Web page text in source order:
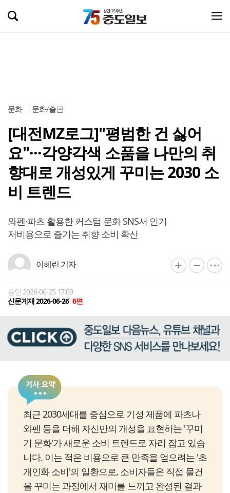
문화 문화/출판
[대전MZ로그]"평범한 건 싫어
요"···각양각색 소품을 나만의 취
향대로 개성있게 꾸미는 2030 소
비 트렌드
와펜·파츠 활용한 커스텀 문화 SNS서 인기
저비용으로 즐기는 취향 소비 확산
이혜린 기자
승인 2026-06-25 17:09
신문게재 2026-06-26 6면
최근 2030세대를 중심으로 기성 제품에 파츠나
와펜 등을 더해 자신만의 개성을 표현하는 '꾸미
기 문화'가 새로운 소비 트렌드로 자리 잡고 있습
니다. 이는 적은 비용으로 큰 만족을 얻으려는 '초
개인화 소비'의 일환으로, 소비자들은 직접 물건
을 꾸미는 과정에서 재미를 느끼고 완성된 결과